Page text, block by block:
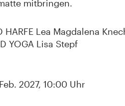
mitbringen.
HARFE Lea Magdalena
YOGA Lisa Stepf
2027, 10:00 Uhr